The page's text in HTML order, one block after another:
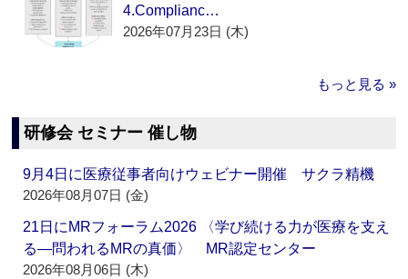
4.Complianc…
2026年07月23日 (木)
もっと見る »
研修会 セミナー 催し物
9月4日に医療従事者向けウェビナー開催 サクラ精機
2026年08月07日 (金)
21日にMRフォーラム2026 〈学び続ける力が医療を支え
る―問われるMRの真価〉 MR認定センター
2026年08月06日 (木)